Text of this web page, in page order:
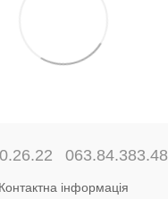
063.84.383.48
Контактна інформація